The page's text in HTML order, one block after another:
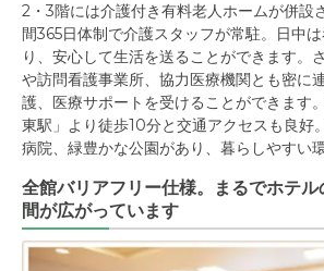
2・3階には介護付き有料老人ホームが併設
間365日体制で介護スタッフが常駐。日中
り、安心して生活を送ることができます。
や訪問看護事業所、協力医療機関とも密に
護、医療サポートを受けることができます
東駅」より徒歩10分と交通アクセスも良好
病院、緑豊かな公園があり、暮らしやすい環
全館バリアフリー仕様。まるでホテ
間が広がっています